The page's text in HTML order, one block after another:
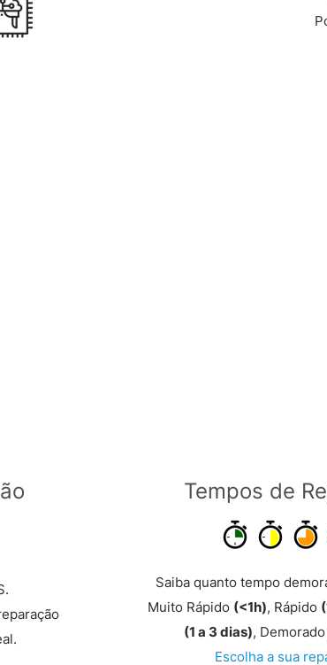
Tempos de
Saiba quanto tempo
Muito Rápido (<1h), Rápido
(1 a 3 dias), Demorado
Escolha a sua